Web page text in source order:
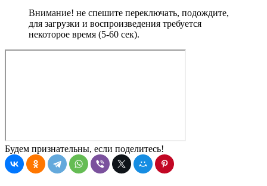
Внимание! не спешите переключать, подождите,
для загрузки и воспроизведения требуется
некоторое время (5-60 сек).
Будем признательны, если поделитесь!